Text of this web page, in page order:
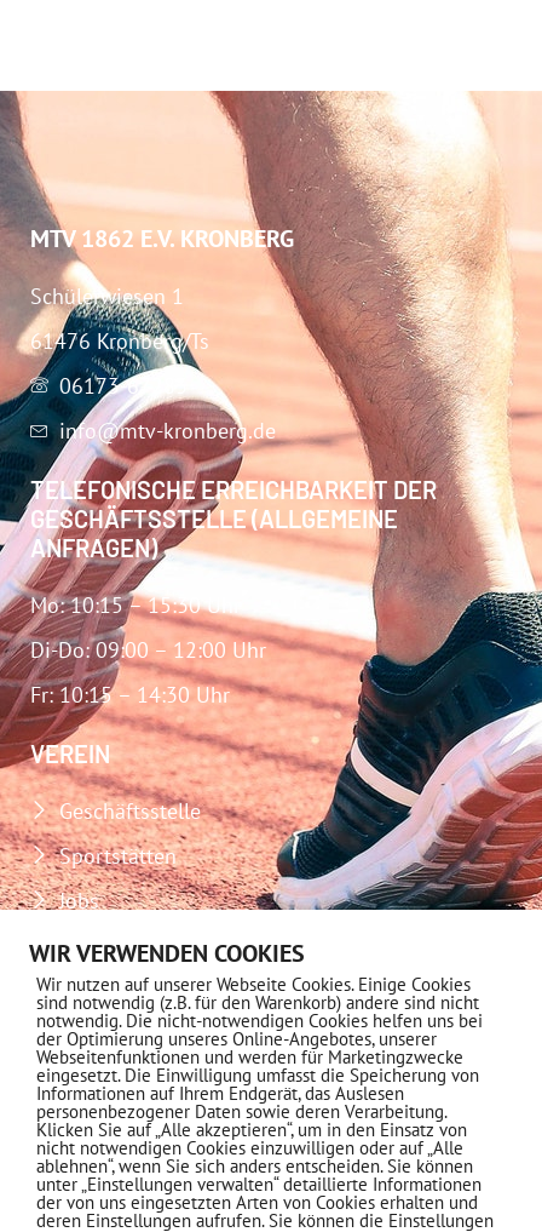
MTV 1862 E.V. KRONBERG
Schülerwiesen 1
61476 Kronberg/Ts
06173-67283
info@mtv-kronberg.de
TELEFONISCHE ERREICHBARKEIT DER
GESCHÄFTSSTELLE (ALLGEMEINE
ANFRAGEN)
Mo: 10:15 – 15:30 Uhr
Di-Do: 09:00 – 12:00 Uhr
Fr: 10:15 – 14:30 Uhr
VEREIN
Geschäftsstelle
Sportstätten
Jobs
Download-Center
Impressum
Datenschutz
MITGLIEDSCHAFT
Informationen
WIR VERWENDEN COOKIES
Wir nutzen auf unserer Webseite Cookies. Einige Cookies
sind notwendig (z.B. für den Warenkorb) andere sind nicht
notwendig. Die nicht-notwendigen Cookies helfen uns bei
der Optimierung unseres Online-Angebotes, unserer
Webseitenfunktionen und werden für Marketingzwecke
eingesetzt. Die Einwilligung umfasst die Speicherung von
Informationen auf Ihrem Endgerät, das Auslesen
personenbezogener Daten sowie deren Verarbeitung.
Klicken Sie auf „Alle akzeptieren“, um in den Einsatz von
nicht notwendigen Cookies einzuwilligen oder auf „Alle
ablehnen“, wenn Sie sich anders entscheiden. Sie können
unter „Einstellungen verwalten“ detaillierte Informationen
der von uns eingesetzten Arten von Cookies erhalten und
deren Einstellungen aufrufen. Sie können die Einstellungen